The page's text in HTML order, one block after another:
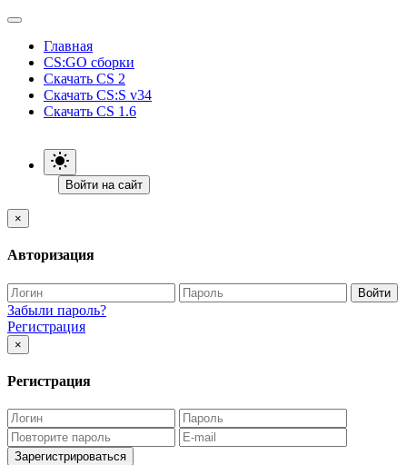
Главная
CS:GO сборки
Скачать CS 2
Скачать CS:S v34
Скачать CS 1.6
Войти на сайт
×
Авторизация
Войти
Забыли пароль?
Регистрация
×
Регистрация
Зарегистрироваться